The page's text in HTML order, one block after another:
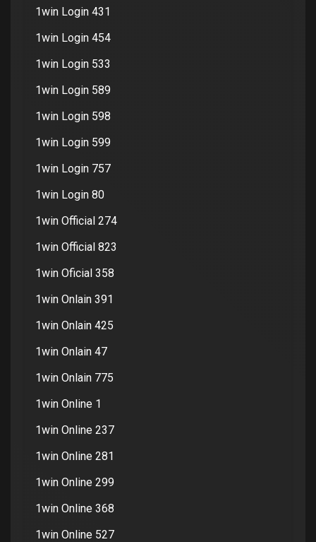
1win Login 431
1win Login 454
1win Login 533
1win Login 589
1win Login 598
1win Login 599
1win Login 757
1win Login 80
1win Official 274
1win Official 823
1win Oficial 358
1win Onlain 391
1win Onlain 425
1win Onlain 47
1win Onlain 775
1win Online 1
1win Online 237
1win Online 281
1win Online 299
1win Online 368
1win Online 527